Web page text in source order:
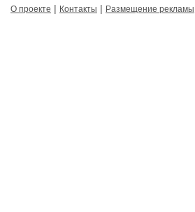
О проекте | Контакты | Размещение рекламы